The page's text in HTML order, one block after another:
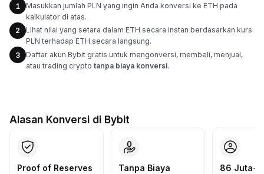
1
Masukkan jumlah PLN yang ingin Anda konversi ke ETH pada
kalkulator di atas.
2
Lihat nilai yang setara dalam ETH secara instan berdasarkan kurs
PLN terhadap ETH secara langsung.
3
Daftar akun Bybit gratis untuk mengonversi, membeli, menjual,
atau trading crypto tanpa biaya konversi.
Alasan Konversi di Bybit
Proof of Reserves
Tanpa Biaya
86 Juta+